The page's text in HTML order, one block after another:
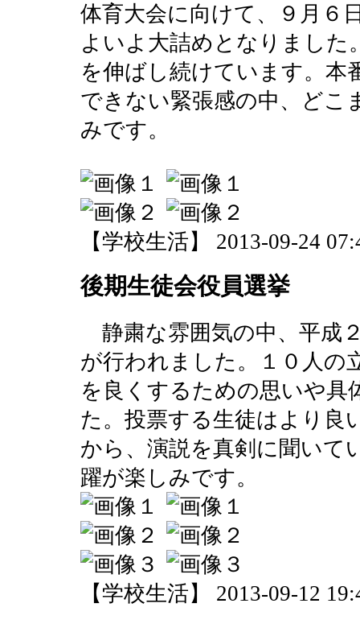
体育大会に向けて、９月６
よいよ大詰めとなりました
を伸ばし続けています。本
できない緊張感の中、どこ
みです。
【学校生活】 2013-09-24
後期生徒会役員選挙
静粛な雰囲気の中、平成
が行われました。１０人の
を良くするための思いや具
た。投票する生徒はより良
から、演説を真剣に聞いて
躍が楽しみです。
【学校生活】 2013-09-12